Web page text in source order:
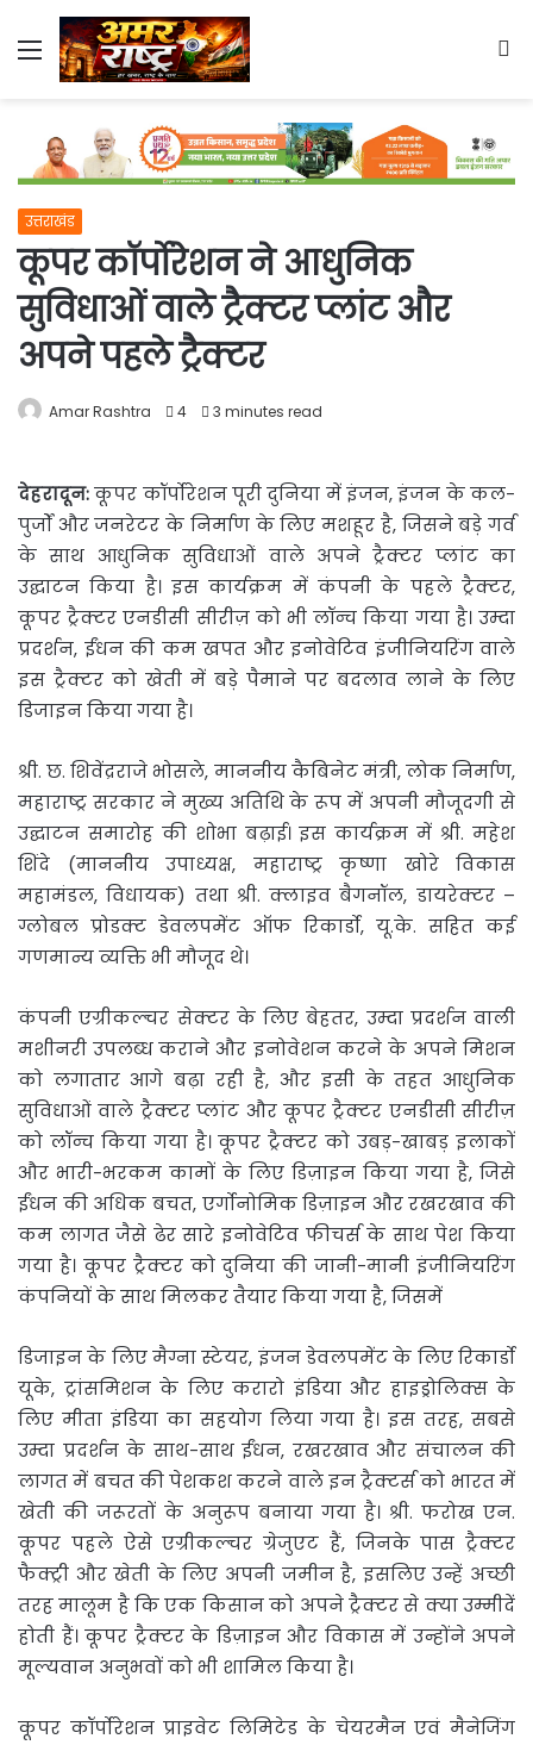
Menu
उत्तराखंड
कूपर कॉर्पोरेशन ने आधुनिक
सुविधाओं वाले ट्रैक्टर प्लांट और
अपने पहले ट्रैक्टर
Amar Rashtra 4 3 minutes read
देहरादून:कूपर कॉर्पोरेशन पूरी दुनिया में इंजन, इंजन के कल-
पुर्जों और जनरेटर के निर्माण केलिए मशहूर है, जिसने बड़े गर्व
के साथ आधुनिक सुविधाओं वाले अपने ट्रैक्टर प्लांट का
उद्घाटन किया है। इस कार्यक्रम में कंपनी के पहले ट्रैक्टर,
कूपर ट्रैक्टर एनडीसी सीरीज़ को भी लॉन्च किया गया है। उम्दा
प्रदर्शन, ईंधन की कम खपत और इनोवेटिव इंजीनियरिंग वाले
इस ट्रैक्टर को खेती में बड़े पैमाने पर बदलाव लाने के लिए
डिजाइन किया गया है।
श्री. छ. शिवेंद्रराजे भोसले, माननीय कैबिनेट मंत्री, लोक निर्माण,
महाराष्ट्र सरकार ने मुख्य अतिथि के रूप में अपनी मौजूदगी से
उद्घाटन समारोह की शोभा बढ़ाई। इस कार्यक्रम में श्री. महेश
शिंदे (माननीय उपाध्यक्ष, महाराष्ट्र कृष्णा खोरे विकास
महामंडल, विधायक) तथा श्री. क्लाइव बैगनॉल, डायरेक्टर –
ग्लोबल प्रोडक्ट डेवलपमेंट ऑफ रिकार्डो, यू.के. सहित कई
गणमान्य व्यक्ति भी मौजूद थे।
कंपनी एग्रीकल्चर सेक्टर के लिए बेहतर, उम्दा प्रदर्शन वाली
मशीनरी उपलब्ध कराने और इनोवेशन करने के अपने मिशन
को लगातार आगे बढ़ा रही है, और इसी के तहत आधुनिक
सुविधाओं वाले ट्रैक्टर प्लांट और कूपर ट्रैक्टर एनडीसी सीरीज़
को लॉन्च किया गया है। कूपर ट्रैक्टर को उबड़-खाबड़ इलाकों
और भारी-भरकम कामों के लिए डिज़ाइन किया गया है, जिसे
ईंधन की अधिक बचत, एर्गोनोमिक डिज़ाइन और रखरखाव की
कम लागत जैसे ढेर सारे इनोवेटिव फीचर्स के साथ पेश किया
गया है। कूपर ट्रैक्टर को दुनिया की जानी-मानी इंजीनियरिंग
कंपनियों के साथ मिलकर तैयार किया गया है, जिसमें
डिजाइन के लिए मैग्ना स्टेयर, इंजन डेवलपमेंट के लिए रिकार्डो
यूके, ट्रांसमिशन के लिए करारो इंडिया और हाइड्रोलिक्स के
लिए मीता इंडिया का सहयोग लिया गया है। इस तरह, सबसे
उम्दा प्रदर्शन के साथ-साथ ईंधन, रखरखाव और संचालन की
लागत में बचत की पेशकश करने वाले इन ट्रैक्टर्स को भारत में
खेती की जरूरतों के अनुरूप बनाया गया है। श्री. फरोख एन.
कूपर पहले ऐसे एग्रीकल्चर ग्रेजुएट हैं, जिनके पास ट्रैक्टर
फैक्ट्री और खेती के लिए अपनी जमीन है, इसलिए उन्हें अच्छी
तरह मालूम है कि एक किसान को अपने ट्रैक्टर से क्या उम्मीदें
होती हैं। कूपर ट्रैक्टर के डिज़ाइन और विकास में उन्होंने अपने
मूल्यवान अनुभवों को भी शामिल किया है।
कूपर कॉर्पोरेशन प्राइवेट लिमिटेड के चेयरमैन एवं मैनेजिंग